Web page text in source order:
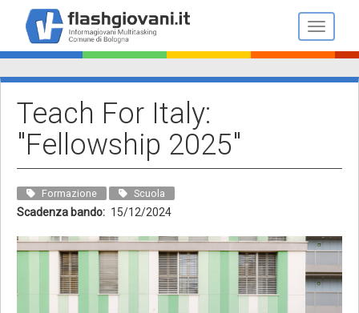
contenuto
principale
Toggle
Teach For Italy:
"Fellowship 2025"
Formazione Scuola
Scadenza bando 15/12/2024